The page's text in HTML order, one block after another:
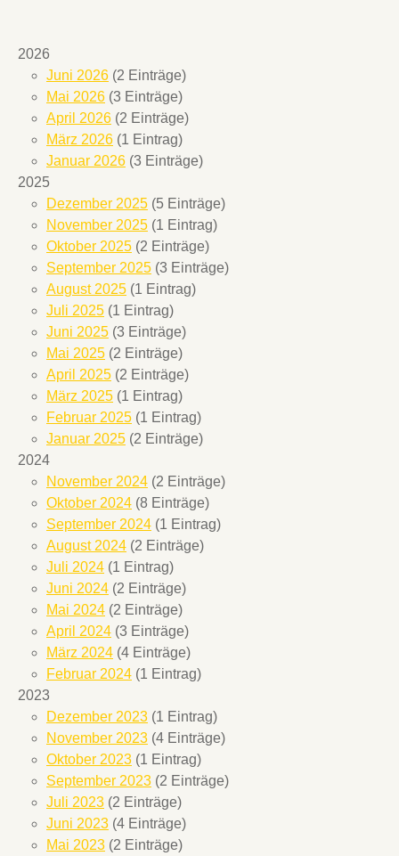
2026
Juni 2026 (2 Einträge)
Mai 2026 (3 Einträge)
April 2026 (2 Einträge)
März 2026 (1 Eintrag)
Januar 2026 (3 Einträge)
2025
Dezember 2025 (5 Einträge)
November 2025 (1 Eintrag)
Oktober 2025 (2 Einträge)
September 2025 (3 Einträge)
August 2025 (1 Eintrag)
Juli 2025 (1 Eintrag)
Juni 2025 (3 Einträge)
Mai 2025 (2 Einträge)
April 2025 (2 Einträge)
März 2025 (1 Eintrag)
Februar 2025 (1 Eintrag)
Januar 2025 (2 Einträge)
2024
November 2024 (2 Einträge)
Oktober 2024 (8 Einträge)
September 2024 (1 Eintrag)
August 2024 (2 Einträge)
Juli 2024 (1 Eintrag)
Juni 2024 (2 Einträge)
Mai 2024 (2 Einträge)
April 2024 (3 Einträge)
März 2024 (4 Einträge)
Februar 2024 (1 Eintrag)
2023
Dezember 2023 (1 Eintrag)
November 2023 (4 Einträge)
Oktober 2023 (1 Eintrag)
September 2023 (2 Einträge)
Juli 2023 (2 Einträge)
Juni 2023 (4 Einträge)
Mai 2023 (2 Einträge)